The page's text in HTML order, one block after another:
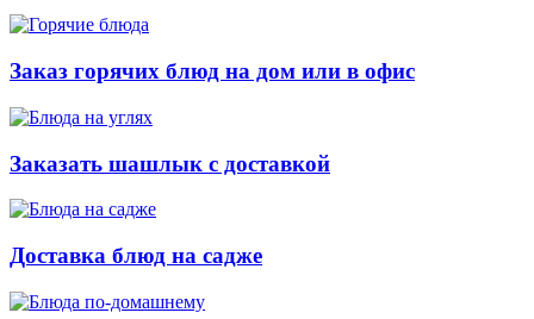
Заказ горячих блюд на дом или в офис
Заказать шашлык с доставкой
Доставка блюд на садже